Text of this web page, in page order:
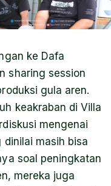
ke Dafa
sharing session
gula aren.
keakraban di Villa
mengenai
masih bisa
soal peningkatan
mereka juga